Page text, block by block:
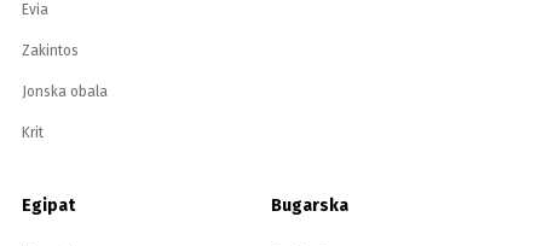
Evia
Zakintos
Jonska obala
Krit
Egipat Bugarska